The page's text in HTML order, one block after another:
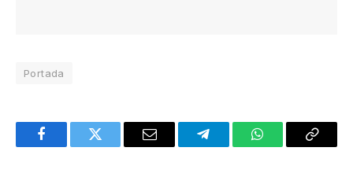
Portada
FacebookTwitter Email TelegramWhatsAppCopy